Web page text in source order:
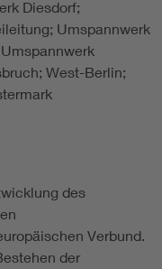
Diesdorf;
Umspannwerk
West-Berlin;
des
Verbund.
der